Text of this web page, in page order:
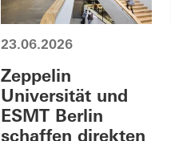
23.06.2026
Zeppelin
Universität und
ESMT Berlin
schaffen direkten